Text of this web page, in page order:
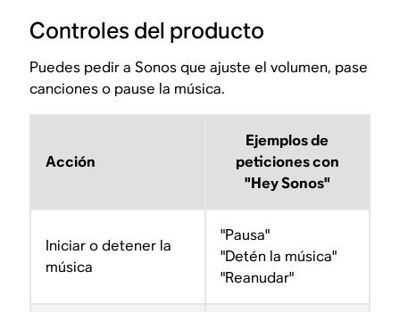
Controles del producto
Puedes pedir a Sonos que ajuste el volumen, pase
canciones o pause la música.
Acción
Ejemplos de
peticiones con
"Hey Sonos"
Iniciar o detener la
música
"Pausa"
"Detén la música"
"Reanudar"